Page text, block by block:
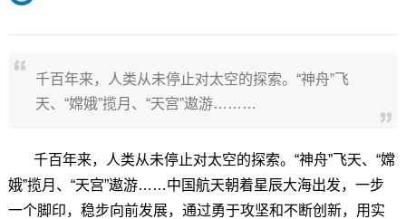
千百年来，人类从未停止对太空的探索。“神舟”飞
天、“嫦娥”揽月、“天宫”遨游………
千百年来，人类从未停止对太空的探索。“神舟”飞天、“嫦
娥”揽月、“天宫”遨游……中国航天朝着星辰大海出发，一步
一个脚印，稳步向前发展，通过勇于攻坚和不断创新，用实